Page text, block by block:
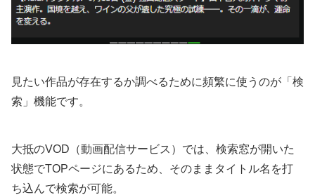
見たい作品が存在するか調べるために頻繁に使うのが「検
索」機能です。
大抵のVOD（動画配信サービス）では、検索窓が開いた
状態でTOPページにあるため、そのままタイトル名を打
ち込んで検索が可能。